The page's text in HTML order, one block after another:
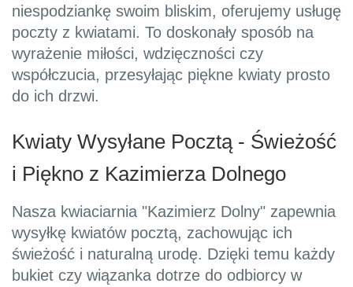
niespodziankę swoim bliskim, oferujemy usługę
poczty z kwiatami. To doskonały sposób na
wyrażenie miłości, wdzięczności czy
współczucia, przesyłając piękne kwiaty prosto
do ich drzwi.
Kwiaty Wysyłane Pocztą - Świeżość
i Piękno z Kazimierza Dolnego
Nasza kwiaciarnia "Kazimierz Dolny" zapewnia
wysyłkę kwiatów pocztą, zachowując ich
świeżość i naturalną urodę. Dzięki temu każdy
bukiet czy wiązanka dotrze do odbiorcy w